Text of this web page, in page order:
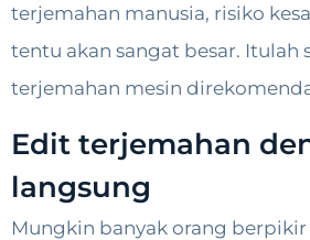
terjemahan manusia, risiko
tentu akan sangat besar. Itulah
terjemahan mesin
Edit terjemahan
langsung
Mungkin banyak orang